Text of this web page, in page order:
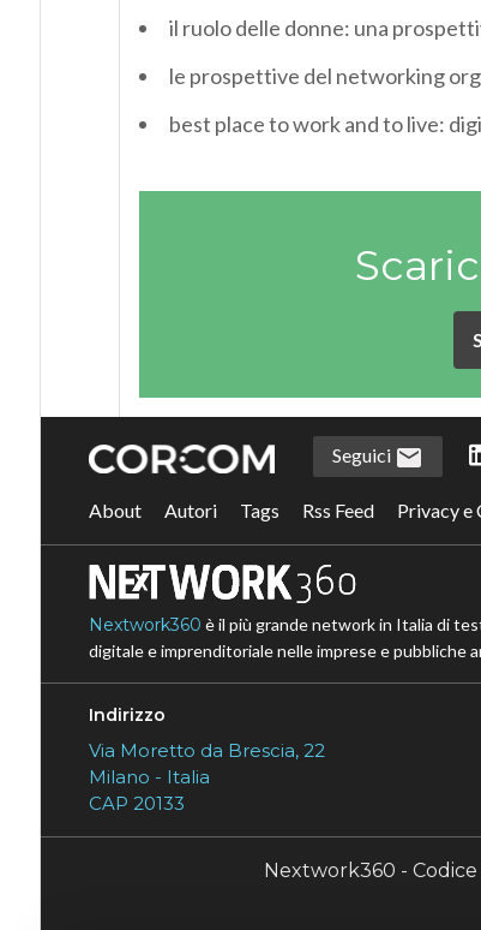
il ruolo delle donne: una
le prospettive del networking
best place to work and to live:
Seguici
About Autori Tags Rss Feed Privacy e
Nextwork360 è il più grande network in Italia di
digitale e imprenditoriale nelle imprese e pubbliche
Indirizzo
Via Moretto da Brescia, 22
Milano - Italia
CAP 20133
Nextwork360 - Codice